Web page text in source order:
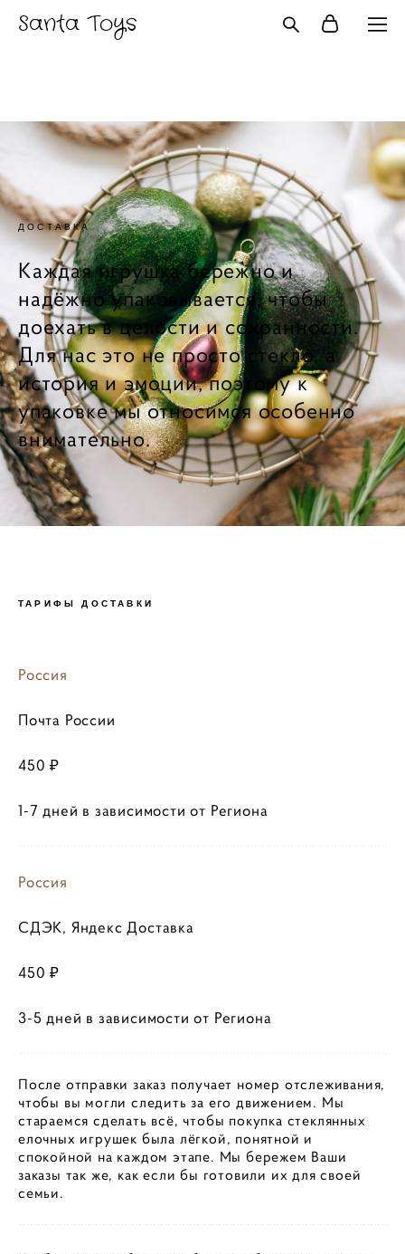
Santa Toys
ДОСТАВКА
Каждая игрушка бережно и
надёжно упаковывается, чтобы
доехать в целости и сохранности.
Для нас это не просто стекло, а
история и эмоции, поэтому к
упаковке мы относимся особенно
внимательно.
ТАРИФЫ ДОСТАВКИ
Россия
Почта России
450 ₽
1-7 дней в зависимости от Региона
Россия
СДЭК, Яндекс Доставка
450 ₽
3-5 дней в зависимости от Региона
После отправки заказ получает номер отслеживания,
чтобы вы могли следить за его движением. Мы
стараемся сделать всё, чтобы покупка стеклянных
елочных игрушек была лёгкой, понятной и
спокойной на каждом этапе. Мы бережем Ваши
заказы так же, как если бы готовили их для своей
семьи.